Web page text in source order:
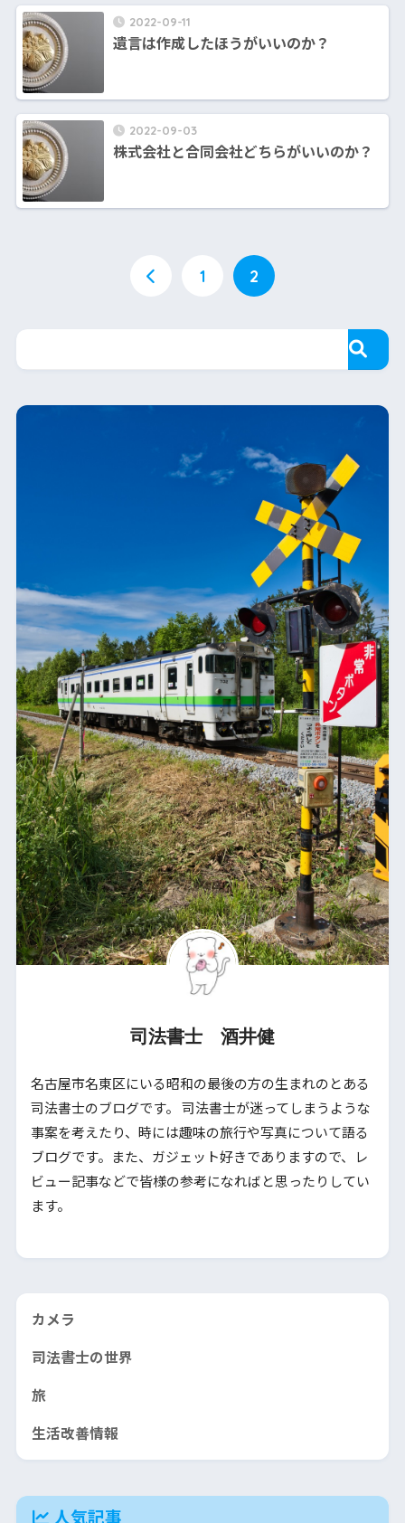
2022-09-11
遺言は作成したほうがいいのか？
2022-09-03
株式会社と合同会社どちらがいいのか？
1 2
司法書士 酒井健
名古屋市名東区にいる昭和の最後の方の生まれのとある
司法書士のブログです。 司法書士が迷ってしまうような
事案を考えたり、時には趣味の旅行や写真について語る
ブログです。また、ガジェット好きでありますので、レ
ビュー記事などで皆様の参考になればと思ったりしてい
ます。
カメラ
司法書士の世界
旅
生活改善情報
人気記事